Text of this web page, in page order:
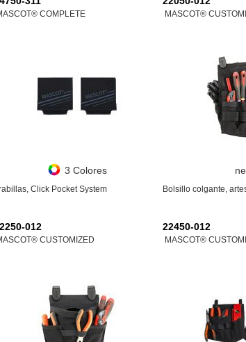
COMPLETE
3 Colores
Click Pocket System
MASCOT®
Bolsillo colgante,
012
CUSTOMIZED
22450-012
MASCOT®